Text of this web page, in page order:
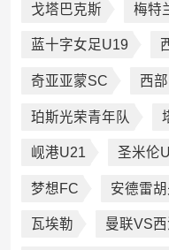
戈塔巴克斯 梅特
蓝十字女足U19
奇亚亚蒙SC 西部
珀斯光荣青年队
岘港U21 圣米伦
梦想FC 安德雷
瓦埃勒 曼联VS